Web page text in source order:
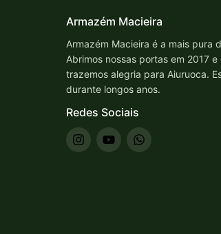
Armazém Macieira
Armazém Macieira é a mais pura
Abrimos nossas portas em 2017
trazemos alegria para Aiuruoca.
durante longos anos.
Redes Sociais